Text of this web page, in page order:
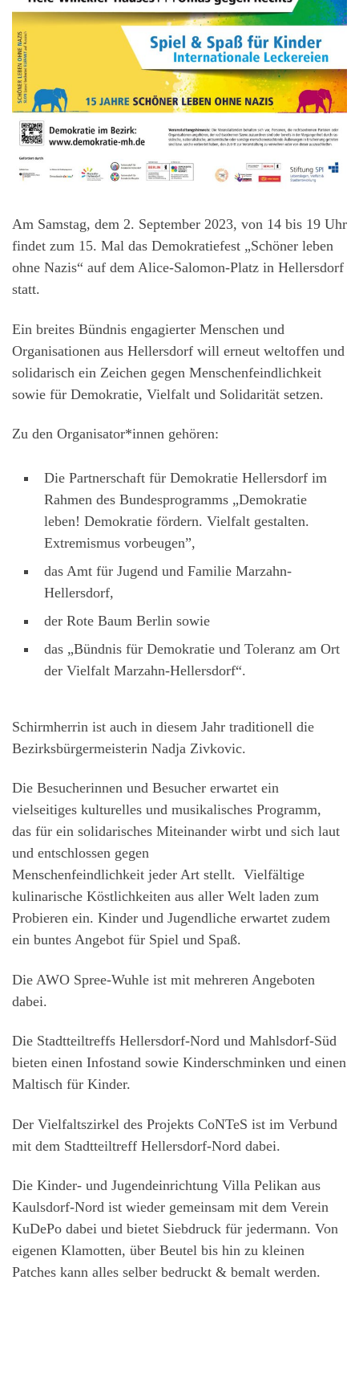
Am Samstag, dem 2. September 2023, von 14 bis 19 Uhr
findet zum 15. Mal das Demokratiefest „Schöner leben
ohne Nazis“ auf dem Alice-Salomon-Platz in Hellersdorf
statt.
Ein breites Bündnis engagierter Menschen und
Organisationen aus Hellersdorf will erneut weltoffen und
solidarisch ein Zeichen gegen Menschenfeindlichkeit
sowie für Demokratie, Vielfalt und Solidarität setzen.
Zu den Organisator*innen gehören:
Die Partnerschaft für Demokratie Hellersdorf im
Rahmen des Bundesprogramms „Demokratie
leben! Demokratie fördern. Vielfalt gestalten.
Extremismus vorbeugen”,
das Amt für Jugend und Familie Marzahn-
Hellersdorf,
der Rote Baum Berlin sowie
das „Bündnis für Demokratie und Toleranz am Ort
der Vielfalt Marzahn-Hellersdorf“.
Schirmherrin ist auch in diesem Jahr traditionell die
Bezirksbürgermeisterin Nadja Zivkovic.
Die Besucherinnen und Besucher erwartet ein
vielseitiges kulturelles und musikalisches Programm,
das für ein solidarisches Miteinander wirbt und sich laut
und entschlossen gegen
Menschenfeindlichkeit jeder Art stellt. Vielfältige
kulinarische Köstlichkeiten aus aller Welt laden zum
Probieren ein. Kinder und Jugendliche erwartet zudem
ein buntes Angebot für Spiel und Spaß.
Die AWO Spree-Wuhle ist mit mehreren Angeboten
dabei.
Die Stadtteiltreffs Hellersdorf-Nord und Mahlsdorf-Süd
bieten einen Infostand sowie Kinderschminken und einen
Maltisch für Kinder.
Der Vielfaltszirkel des Projekts CoNTeS ist im Verbund
mit dem Stadtteiltreff Hellersdorf-Nord dabei.
Die Kinder- und Jugendeinrichtung Villa Pelikan aus
Kaulsdorf-Nord ist wieder gemeinsam mit dem Verein
KuDePo dabei und bietet Siebdruck für jedermann. Von
eigenen Klamotten, über Beutel bis hin zu kleinen
Patches kann alles selber bedruckt & bemalt werden.